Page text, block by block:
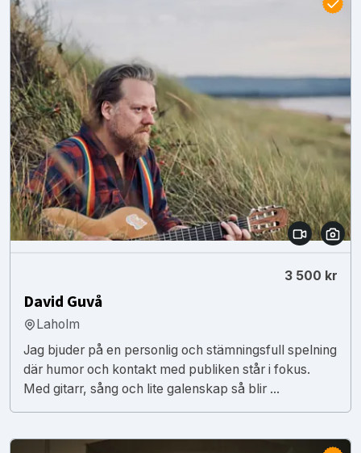
3 500 kr
David Guvå
Laholm
Jag bjuder på en personlig och stämningsfull spelning
där humor och kontakt med publiken står i fokus.
Med gitarr, sång och lite galenskap så blir ...